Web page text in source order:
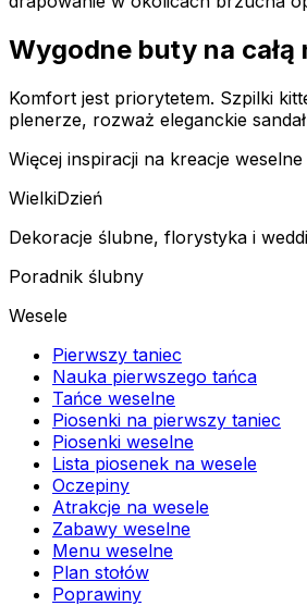
Wygodne buty na całą
Komfort jest priorytetem. Szpilki
plenerze, rozważ eleganckie
Więcej inspiracji na kreacje
WielkiDzień
Dekoracje ślubne, florystyka i
Poradnik ślubny
Wesele
Pierwszy taniec
Nauka pierwszego tańca
Tańce weselne
Piosenki na pierwszy taniec
Piosenki weselne
Lista piosenek na wesele
Oczepiny
Atrakcje na wesele
Zabawy weselne
Menu weselne
Plan stołów
Poprawiny